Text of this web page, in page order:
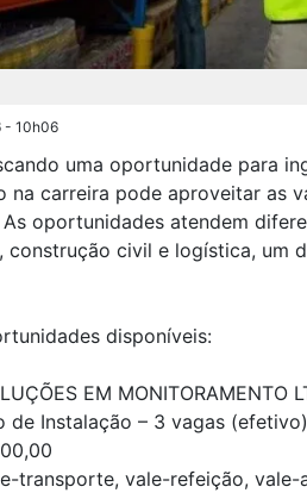
- 10h06
uma oportunidade para
na carreira pode aproveitar as
As oportunidades atendem
construção civil e logística, um
disponíveis:
EM MONITORAMENTO
de Instalação – 3 vagas (efetivo)
transporte, vale-refeição,